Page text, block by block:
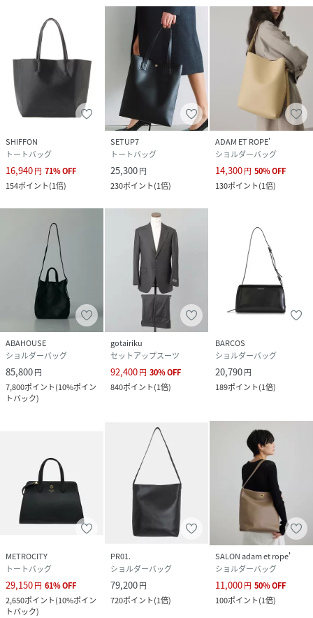
SHIFFON
トートバッグ
16,940円 71%OFF
154ポイント(1倍)
SETUP7
トートバッグ
25,300円
230ポイント(1倍)
ADAM ET ROPE'
ショルダーバッグ
14,300円 50%OFF
130ポイント(1倍)
ABAHOUSE
ショルダーバッグ
85,800円
7,800ポイント(10%ポイン
トバック)
gotairiku
セットアップスーツ
92,400円 30%OFF
840ポイント(1倍)
BARCOS
ショルダーバッグ
20,790円
189ポイント(1倍)
METROCITY
トートバッグ
29,150円 61%OFF
2,650ポイント(10%ポイン
トバック)
PR01.
ショルダーバッグ
79,200円
720ポイント(1倍)
SALON adam et rope'
ショルダーバッグ
11,000円 50%OFF
100ポイント(1倍)